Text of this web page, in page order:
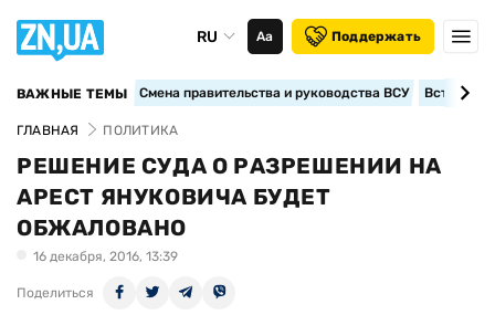
RU Аа Поддержать
ВАЖНЫЕ ТЕМЫ Смена правительства и руководства ВСУ
ГЛАВНАЯ ПОЛИТИКА
РЕШЕНИЕ СУДА О РАЗРЕШЕНИИ НА
АРЕСТ ЯНУКОВИЧА БУДЕТ
ОБЖАЛОВАНО
16 декабря, 2016, 13:39
Поделиться